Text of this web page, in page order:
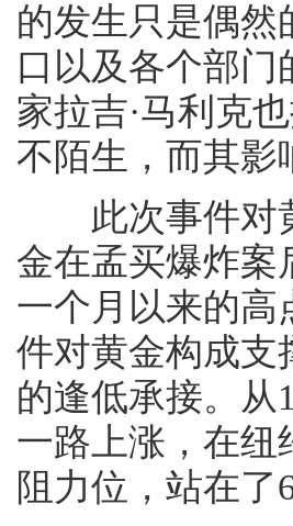
的发生只是偶然
口以及各个部
家拉吉·马利克
不陌生，而其影
此次事件对黄
金在孟买爆炸案
一个月以来的高
件对黄金构成支
的逢低承接。从
一路上涨，在纽
阻力位，站在了